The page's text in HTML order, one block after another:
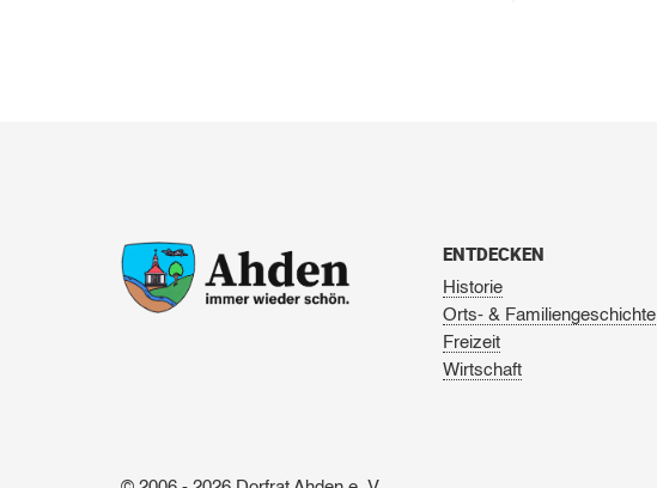
ENTDECKEN
Historie
Orts- & Familiengeschichte
Freizeit
Wirtschaft